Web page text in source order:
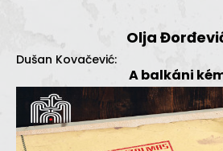
Olja
Dušan Kovačević:
A balkáni